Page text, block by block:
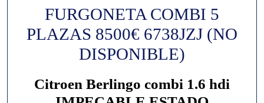
FURGONETA COMBI 5
PLAZAS 8500€ 6738JZJ (NO
DISPONIBLE)
Citroen Berlingo combi 1.6 hdi